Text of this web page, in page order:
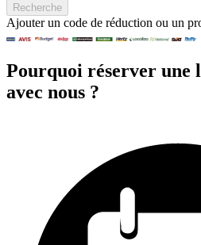
Recherche
Ajouter un code de réduction ou un
Pourquoi réserver une
avec nous ?